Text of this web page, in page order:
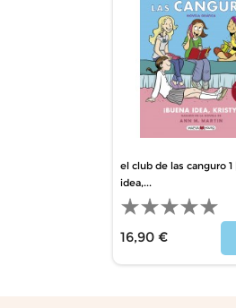
el club de las canguro 1
idea,...
16,90 €